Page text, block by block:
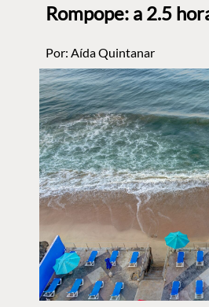
Rompope: a 2.5
Por: Aída Quintanar